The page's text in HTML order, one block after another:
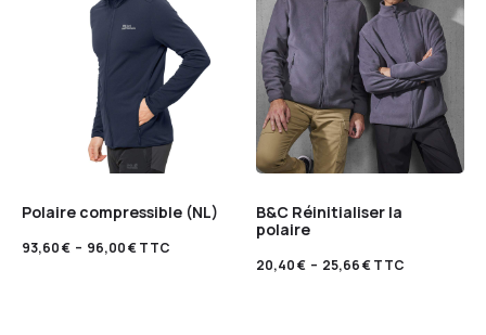
Polaire compressible (NL)
93,60€ – 96,00€TTC
B&C Réinitialiser la
polaire
20,40€ – 25,66€TTC